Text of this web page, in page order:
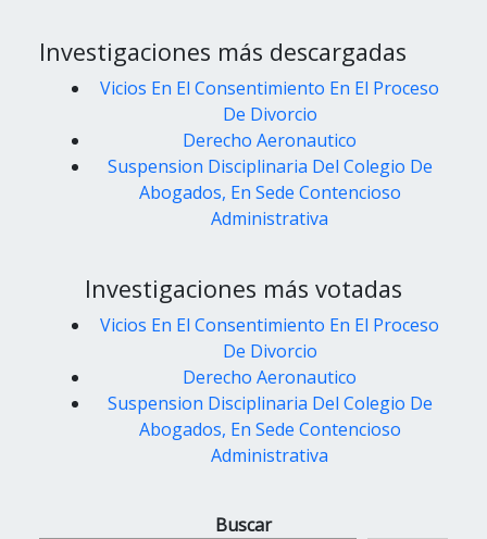
Investigaciones más descargadas
Vicios En El Consentimiento En El Proceso
De Divorcio
Derecho Aeronautico
Suspension Disciplinaria Del Colegio De
Abogados, En Sede Contencioso
Administrativa
Investigaciones más votadas
Vicios En El Consentimiento En El Proceso
De Divorcio
Derecho Aeronautico
Suspension Disciplinaria Del Colegio De
Abogados, En Sede Contencioso
Administrativa
Buscar